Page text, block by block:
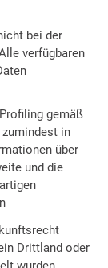
bei der
verfügbaren
gemäß
zumindest in
über
und die
Drittland oder